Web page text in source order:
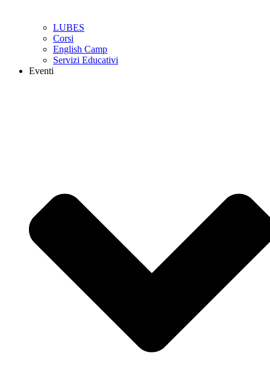
LUBES
Corsi
English Camp
Servizi Educativi
Eventi